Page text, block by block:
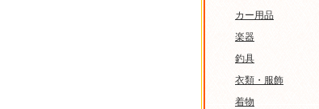
カー用品
楽器
釣具
衣類・服飾
着物